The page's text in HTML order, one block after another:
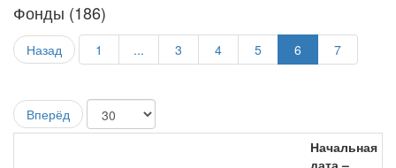
Фонды (186)
Назад 1 ... 3 4 5 6 7
Вперёд
Начальная
дата –